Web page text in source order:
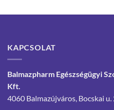
KAPCSOLAT
Balmazpharm Egészségügyi
Kft.
4060 Balmazújváros, Bocskai u.